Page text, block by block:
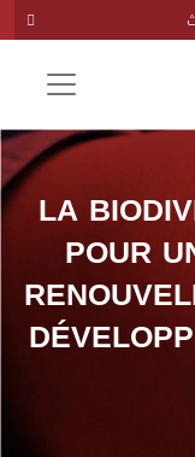
LA
POUR